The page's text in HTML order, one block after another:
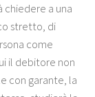
chiedere a una
stretto, di
come
il debitore non
con garante, la